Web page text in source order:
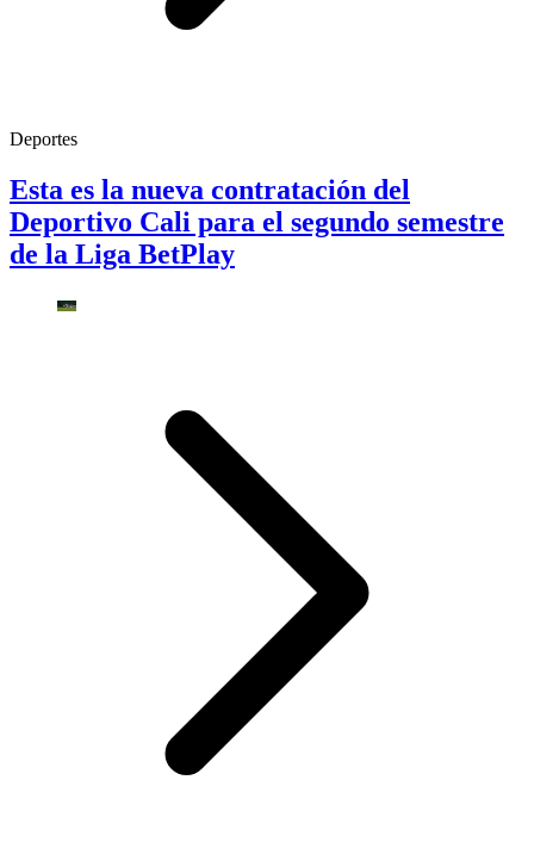
Deportes
Esta es la nueva contratación del
Deportivo Cali para el segundo semestre
de la Liga BetPlay